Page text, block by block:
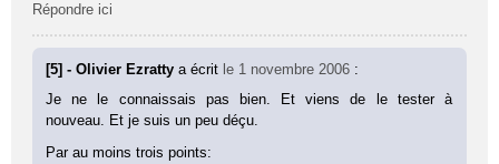
Répondre ici
[5] - Olivier Ezrattya écrit le 1 novembre 2006 :
Je ne le connaissais pas bien. Et viens de le tester à
nouveau. Et je suis un peu déçu.
Par au moins trois points: